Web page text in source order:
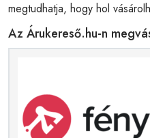
megtudhatja, hogy hol
Az Árukereső.hu-n